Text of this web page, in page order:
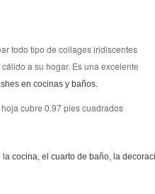
todo tipo de collages iridiscentes
a su hogar. Es una excelente
en cocinas y baños.
cubre 0.97 pies cuadrados
cocina, el cuarto de baño, la